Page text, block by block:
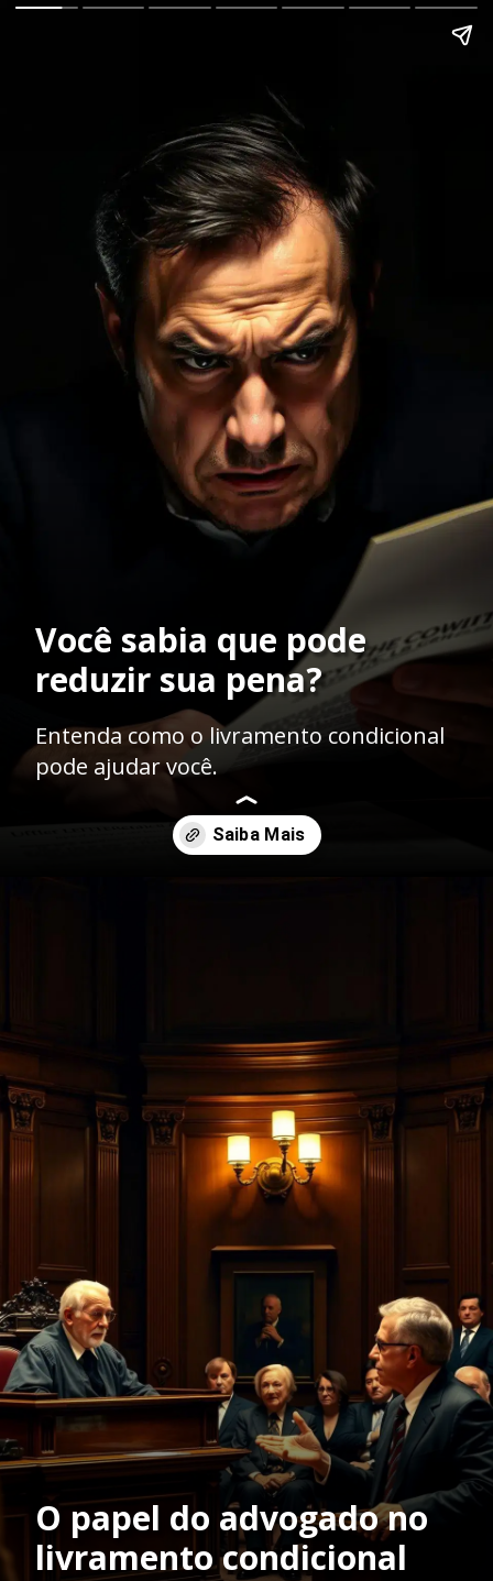
Você sabia que pode
reduzir sua pena?
Entenda como o livramento condicional
pode ajudar você.
O papel do advogado no
livramento condicional